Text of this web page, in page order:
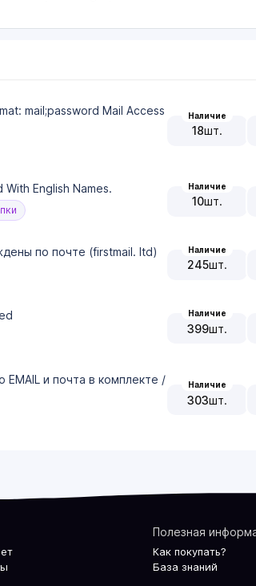
mail;password Mail Access
Наличие
18шт.
English Names. Наличие
10шт.
по почте (firstmail. ltd) Наличие
245шт.
Наличие
399шт.
и почта в комплекте /
Наличие
303шт.
Полезная
Как покупать?
База знаний